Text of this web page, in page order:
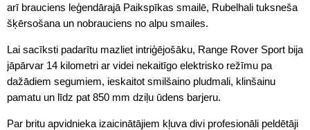
arī brauciens leģendārajā Paikspīkas smailē, Rubelhali tuksneša
šķērsošana un nobrauciens no alpu smailes.
Lai sacīksti padarītu mazliet intriģējošāku, Range Rover Sport bija
jāpārvar 14 kilometri ar videi nekaitīgo elektrisko režīmu pa
dažādiem segumiem, ieskaitot smilšaino pludmali, klinšainu
pamatu un līdz pat 850 mm dziļu ūdens barjeru.
Par britu apvidnieka izaicinātājiem kļuva divi profesionāli peldētāji